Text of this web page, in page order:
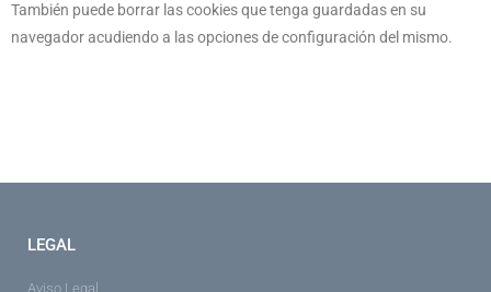
También puede borrar las cookies que tenga guardadas en su
navegador acudiendo a las opciones de configuración del mismo.
LEGAL
Aviso Legal